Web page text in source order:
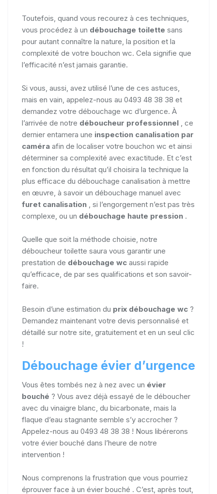
Toutefois, quand vous recourez à ces techniques,
vous procédez à un débouchage toilette sans
pour autant connaître la nature, la position et la
complexité de votre bouchon wc. Cela signifie que
l’efficacité n’est jamais garantie.
Si vous, aussi, avez utilisé l’une de ces astuces,
mais en vain, appelez-nous au 0493 48 38 38 et
demandez votre débouchage wc d’urgence. À
l’arrivée de notre déboucheur professionnel
, ce
dernier entamera une inspection canalisation par
caméra afin de localiser votre bouchon wc et ainsi
déterminer sa complexité avec exactitude. Et c’est
en fonction du résultat qu’il choisira la technique la
plus efficace du débouchage canalisation à mettre
en œuvre, à savoir un débouchage manuel avec
furet canalisation
, si l’engorgement n’est pas très
complexe, ou un débouchage haute pression .
Quelle que soit la méthode choisie, notre
déboucheur toilette saura vous garantir une
prestation de débouchage wc aussi rapide
qu’efficace, de par ses qualifications et son savoir-
faire.
Besoin d’une estimation du prix débouchage wc ?
Demandez maintenant votre devis personnalisé et
détaillé sur notre site, gratuitement et en un seul clic
!
Débouchage évier d’urgence
Vous êtes tombés nez à nez avec un évier
bouché ? Vous avez déjà essayé de le déboucher
avec du vinaigre blanc, du bicarbonate, mais la
flaque d’eau stagnante semble s’y accrocher ?
Appelez-nous au 0493 48 38 38 ! Nous libérerons
votre évier bouché dans l’heure de notre
intervention !
Nous comprenons la frustration que vous pourriez
éprouver face à un évier bouché . C’est, après tout,